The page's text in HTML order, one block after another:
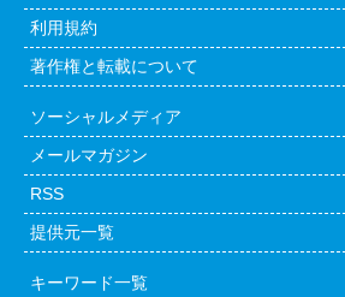
利用規約
著作権と転載について
ソーシャルメディア
メールマガジン
RSS
提供元一覧
キーワード一覧